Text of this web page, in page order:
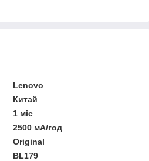
Lenovo
Китай
1 міс
2500 мА/год
Original
BL179